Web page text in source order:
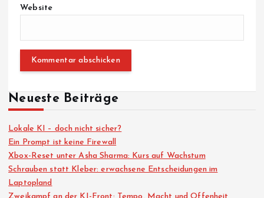
Website
Neueste Beiträge
Lokale KI – doch nicht sicher?
Ein Prompt ist keine Firewall
Xbox-Reset unter Asha Sharma: Kurs auf Wachstum
Schrauben statt Kleber: erwachsene Entscheidungen im
Laptopland